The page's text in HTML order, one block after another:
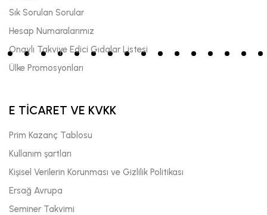
Sık Sorulan Sorular
Hesap Numaralarımız
Onaylı Takviye Edici Gıdalar Listesi
Ülke Promosyonları
E TİCARET VE KVKK
Prim Kazanç Tablosu
Kullanım şartları
Kişisel Verilerin Korunması ve Gizlilik Politikası
Ersağ Avrupa
Seminer Takvimi